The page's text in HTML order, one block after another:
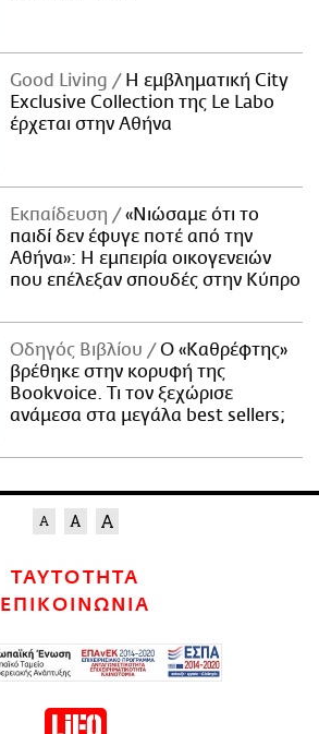
Good Living
Η εμβληματική City
Exclusive Collection της Le Labo
έρχεται στην Αθήνα
Εκπαίδευση
«Νιώσαμε ότι το
παιδί δεν έφυγε ποτέ από την
Αθήνα»: Η εμπειρία οικογενειών
που επέλεξαν σπουδές στην Κύπρο
Οδηγός Βιβλίου
Ο «Καθρέφτης»
βρέθηκε στην κορυφή της
Bookvoice. Τι τον ξεχώρισε
ανάμεσα στα μεγάλα best sellers;
ΤΑΥΤΟΤΗΤΑ
ΕΠΙΚΟΙΝΩΝΙΑ